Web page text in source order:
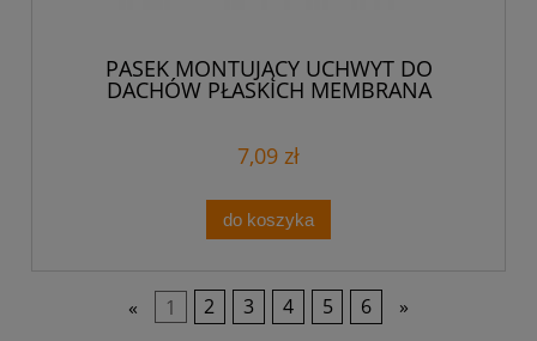
PASEK MONTUJĄCY UCHWYT DO
DACHÓW PŁASKICH MEMBRANA
7,09 zł
do koszyka
« 1 2 3 4 5 6 »